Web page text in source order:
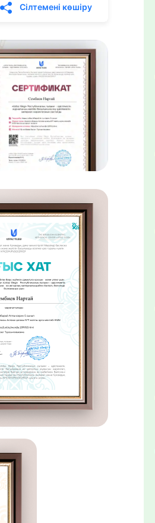
Сілтемені көшіру